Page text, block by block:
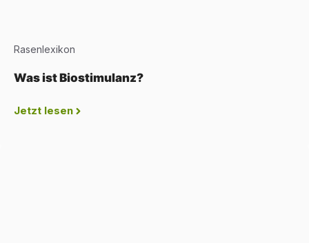
Rasenlexikon
Was ist Biostimulanz?
Jetzt lesen